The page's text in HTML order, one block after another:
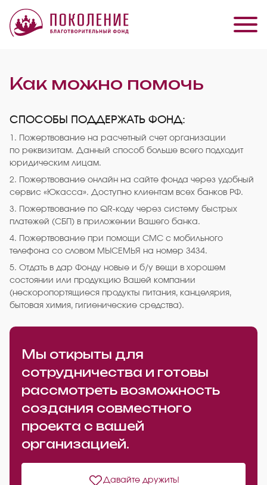
Как можно помочь
СПОСОБЫ ПОДДЕРЖАТЬ ФОНД:
1. Пожертвование на расчетный счет организации
по реквизитам. Данный способ больше всего подходит
юридическим лицам.
2. Пожертвование онлайн на сайте фонда через удобный
сервис «Юкасса». Доступно клиентам всех банков РФ.
3. Пожертвование по QR-коду через систему быстрых
платежей (СБП) в приложении Вашего банка.
4. Пожертвование при помощи СМС с мобильного
телефона со словом МЫСЕМЬЯ на номер 3434.
5. Отдать в дар Фонду новые и б/у вещи в хорошем
состоянии или продукцию Вашей компании
(нескоропортящиеся продукты питания, канцелярия,
бытовая химия, гигиенические средства).
Мы открыты для
сотрудничества и готовы
рассмотреть возможность
создания совместного
проекта с вашей
организацией.
Давайте дружить!